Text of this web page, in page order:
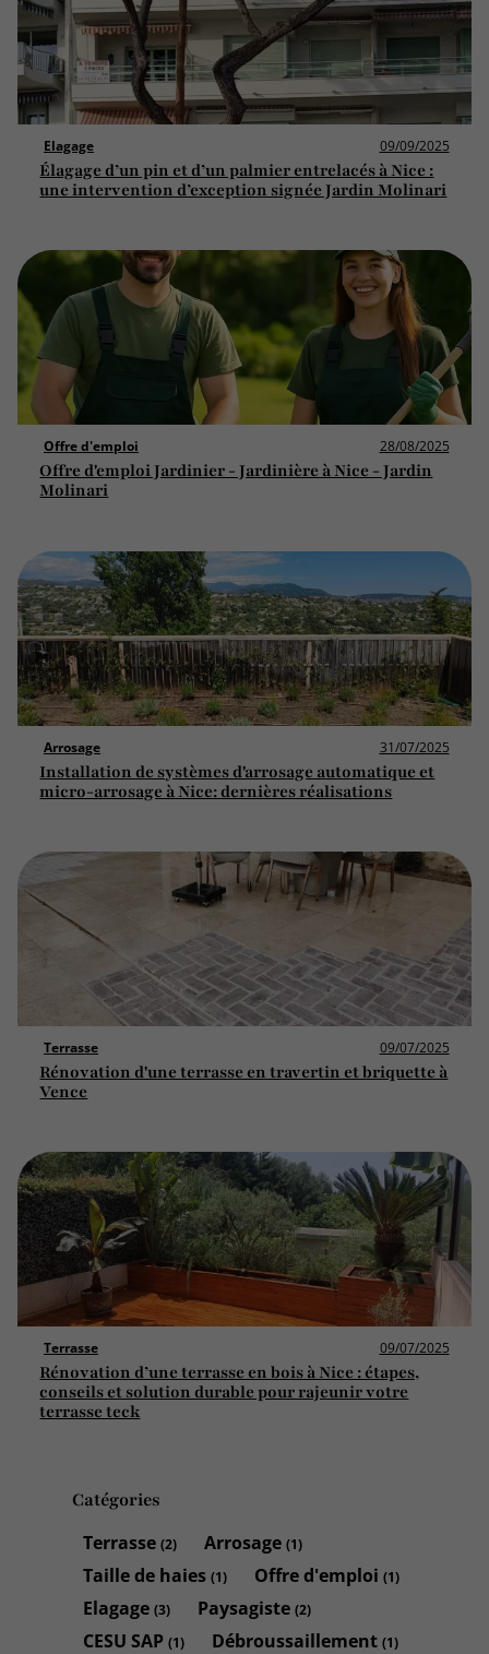
Catégories
Terrasse (2) Arrosage(1)
Taille de haies (1) Offre d'emploi(1)
Elagage (3) Paysagiste(2)
CESU SAP (1) Débroussaillement(1)
Elagage 09/09/2025
Élagage d’un pin et d’un palmier entrelacés à Nice :
une intervention d’exception signée Jardin Molinari
Offre d'emploi 28/08/2025
Offre d'emploi Jardinier - Jardinière à Nice - Jardin
Molinari
Arrosage 31/07/2025
Installation de systèmes d'arrosage automatique et
micro-arrosage à Nice: dernières réalisations
Terrasse 09/07/2025
Rénovation d'une terrasse en travertin et briquette à
Vence
Terrasse 09/07/2025
Rénovation d’une terrasse en bois à Nice : étapes,
conseils et solution durable pour rajeunir votre
terrasse teck